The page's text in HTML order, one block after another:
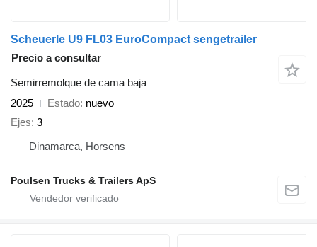
Scheuerle U9 FL03 EuroCompact sengetrailer
Precio a consultar
Semirremolque de cama baja
2025
Estado nuevo
Ejes 3
Dinamarca, Horsens
Poulsen Trucks & Trailers ApS